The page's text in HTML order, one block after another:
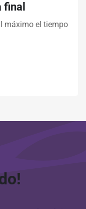
final
máximo el tiempo